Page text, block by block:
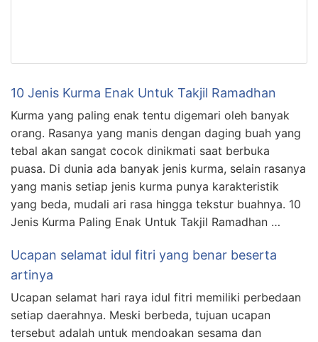
10 Jenis Kurma Enak Untuk Takjil Ramadhan
Kurma yang paling enak tentu digemari oleh banyak
orang. Rasanya yang manis dengan daging buah yang
tebal akan sangat cocok dinikmati saat berbuka
puasa. Di dunia ada banyak jenis kurma, selain rasanya
yang manis setiap jenis kurma punya karakteristik
yang beda, mudali ari rasa hingga tekstur buahnya. 10
Jenis Kurma Paling Enak Untuk Takjil Ramadhan …
Ucapan selamat idul fitri yang benar beserta
artinya
Ucapan selamat hari raya idul fitri memiliki perbedaan
setiap daerahnya. Meski berbeda, tujuan ucapan
tersebut adalah untuk mendoakan sesama dan